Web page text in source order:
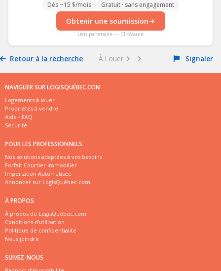
Dès ~15 $/mois Gratuit · sans engagement
Obtenir une soumission
Lien partenaire — ClicAssure
Retour à la recherche À Louer Signaler
NAVIGUER SUR LOGISQUÉBEC.COM
Logements à louer
Propriétés à vendre
Aide - FAQ
Sécurité
POUR LES PROFESSIONNELS
Nos solutions adaptées à vos besoins
Forfait Courtier Immobilier
Importation Automatisée
Annoncer sur LogisQuébec.com
À PROPOS
À propos de LogisQuébec.com
Conditions d'utilisation
Politique de confidentialité
Nous joindre
SUIVEZ-NOUS